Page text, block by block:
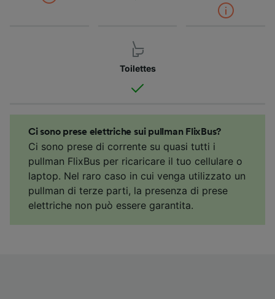
Toilettes
Ci sono prese elettriche sui pullman FlixBus?
Ci sono prese di corrente su quasi tutti i
pullman FlixBus per ricaricare il tuo cellulare o
laptop. Nel raro caso in cui venga utilizzato un
pullman di terze parti, la presenza di prese
elettriche non può essere garantita.